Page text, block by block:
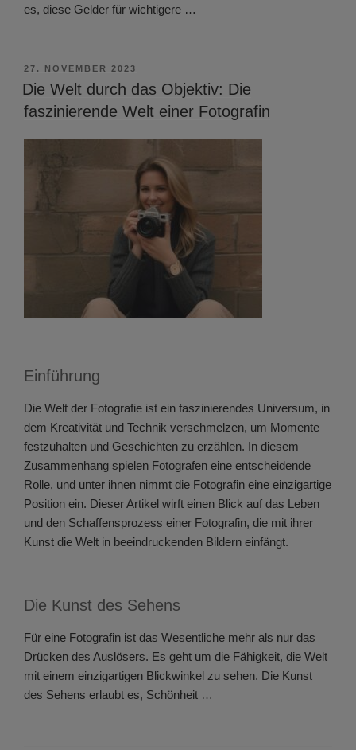
es, diese Gelder für wichtigere …
VERÖFFENTLICHT
AM
27. NOVEMBER 2023
Die Welt durch das Objektiv: Die
faszinierende Welt einer Fotografin
Einführung
Die Welt der Fotografie ist ein faszinierendes Universum, in
dem Kreativität und Technik verschmelzen, um Momente
festzuhalten und Geschichten zu erzählen. In diesem
Zusammenhang spielen Fotografen eine entscheidende
Rolle, und unter ihnen nimmt die Fotografin eine einzigartige
Position ein. Dieser Artikel wirft einen Blick auf das Leben
und den Schaffensprozess einer Fotografin, die mit ihrer
Kunst die Welt in beeindruckenden Bildern einfängt.
Die Kunst des Sehens
Für eine Fotografin ist das Wesentliche mehr als nur das
Drücken des Auslösers. Es geht um die Fähigkeit, die Welt
mit einem einzigartigen Blickwinkel zu sehen. Die Kunst
des Sehens erlaubt es, Schönheit …